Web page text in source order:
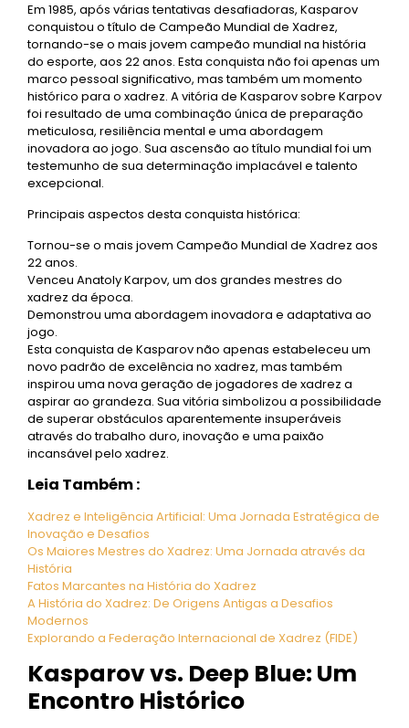
Em 1985, após várias tentativas desafiadoras, Kasparov
conquistou o título de Campeão Mundial de Xadrez,
tornando-se o mais jovem campeão mundial na história
do esporte, aos 22 anos. Esta conquista não foi apenas um
marco pessoal significativo, mas também um momento
histórico para o xadrez. A vitória de Kasparov sobre Karpov
foi resultado de uma combinação única de preparação
meticulosa, resiliência mental e uma abordagem
inovadora ao jogo. Sua ascensão ao título mundial foi um
testemunho de sua determinação implacável e talento
excepcional.
Principais aspectos desta conquista histórica:
Tornou-se o mais jovem Campeão Mundial de Xadrez aos
22 anos.
Venceu Anatoly Karpov, um dos grandes mestres do
xadrez da época.
Demonstrou uma abordagem inovadora e adaptativa ao
jogo.
Esta conquista de Kasparov não apenas estabeleceu um
novo padrão de excelência no xadrez, mas também
inspirou uma nova geração de jogadores de xadrez a
aspirar ao grandeza. Sua vitória simbolizou a possibilidade
de superar obstáculos aparentemente insuperáveis ​​
através do trabalho duro, inovação e uma paixão
incansável pelo xadrez.
Leia Também :
Xadrez e Inteligência Artificial: Uma Jornada Estratégica de
Inovação e Desafios
Os Maiores Mestres do Xadrez: Uma Jornada através da
História
Fatos Marcantes na História do Xadrez
A História do Xadrez: De Origens Antigas a Desafios
Modernos
Explorando a Federação Internacional de Xadrez (FIDE)
Kasparov vs. Deep Blue: Um
Encontro Histórico